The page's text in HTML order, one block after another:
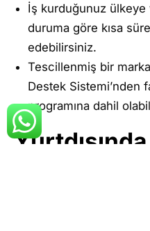
İş kurduğunuz ülkeye
duruma göre kısa
edebilirsiniz.
Tescillenmiş bir
Destek Sistemi’nden
programına dahil